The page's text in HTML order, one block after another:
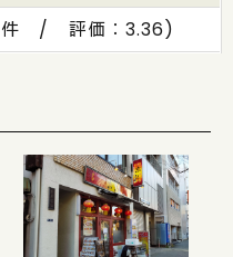
件 / 評価：3.36)